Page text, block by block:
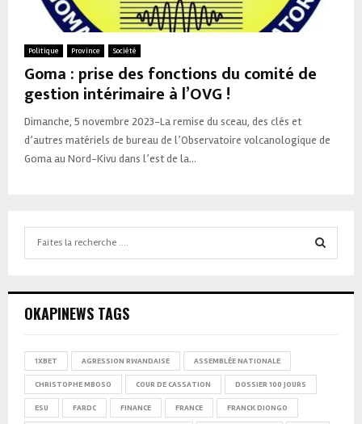
Politique Province Société
Goma : prise des fonctions du comité de
gestion intérimaire à l’OVG !
Dimanche, 5 novembre 2023-La remise du sceau, des clés et
d’autres matériels de bureau de l’Observatoire volcanologique de
Goma au Nord-Kivu dans l’est de la...
OKAPINEWS TAGS
1XBET AGRESSION RWANDAISE ASSEMBLÉE NATIONALE
CHRISTOPHE MBOSO COUR DE CASSATION DOSSIER 100 JOURS
ESU FARDC FINANCE FRANCE FRANCK DIONGO